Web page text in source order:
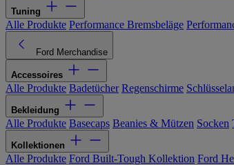
Tuning
Alle Produkte Performance Bremsbeläge
Ford Merchandise
Accessoires
Alle Produkte Badetücher Regenschirme
Bekleidung
Alle Produkte Basecaps Beanies & Mützen Socken
Kollektionen
Alle Produkte Ford Built-Tough Kollektion Ford